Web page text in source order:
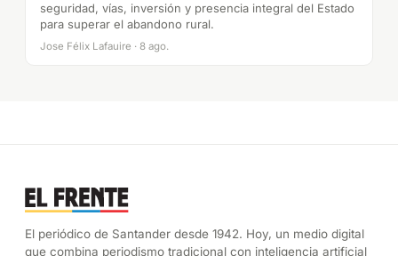
seguridad, vías, inversión y presencia integral del Estado
para superar el abandono rural.
Jose Félix Lafauire · 8 ago.
El periódico de Santander desde 1942. Hoy, un medio digital
que combina periodismo tradicional con inteligencia artificial